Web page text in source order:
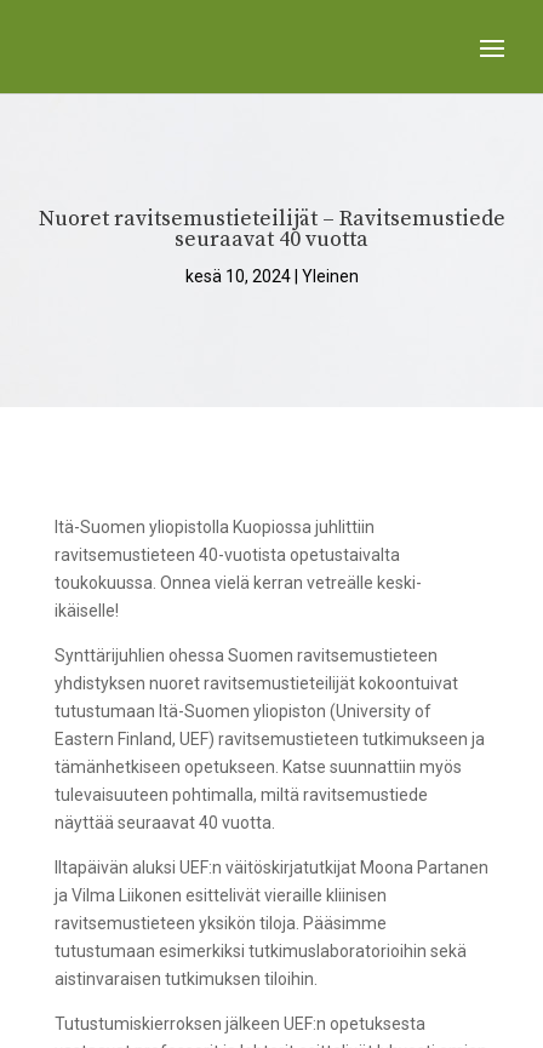
Nuoret ravitsemustieteilijät – Ravitsemustiede
seuraavat 40 vuotta
kesä 10, 2024| Yleinen
Itä-Suomen yliopistolla Kuopiossa juhlittiin
ravitsemustieteen 40-vuotista opetustaivalta
toukokuussa. Onnea vielä kerran vetreälle keski-
ikäiselle!
Synttärijuhlien ohessa Suomen ravitsemustieteen
yhdistyksen nuoret ravitsemustieteilijät kokoontuivat
tutustumaan Itä-Suomen yliopiston (University of
Eastern Finland, UEF) ravitsemustieteen tutkimukseen ja
tämänhetkiseen opetukseen. Katse suunnattiin myös
tulevaisuuteen pohtimalla, miltä ravitsemustiede
näyttää seuraavat 40 vuotta.
Iltapäivän aluksi UEF:n väitöskirjatutkijat Moona Partanen
ja Vilma Liikonen esittelivät vieraille kliinisen
ravitsemustieteen yksikön tiloja. Pääsimme
tutustumaan esimerkiksi tutkimuslaboratorioihin sekä
aistinvaraisen tutkimuksen tiloihin.
Tutustumiskierroksen jälkeen UEF:n opetuksesta